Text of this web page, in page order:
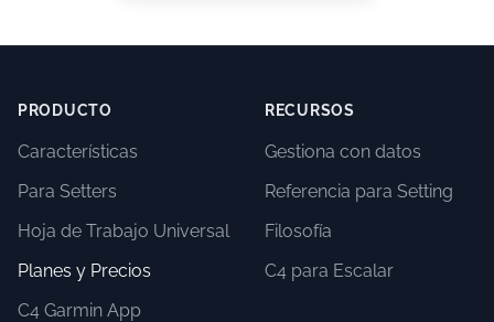
PRODUCTO
Características
Para Setters
Hoja de Trabajo Universal
Planes y Precios
C4 Garmin App
RECURSOS
Gestiona con datos
Referencia para Setting
Filosofía
C4 para Escalar